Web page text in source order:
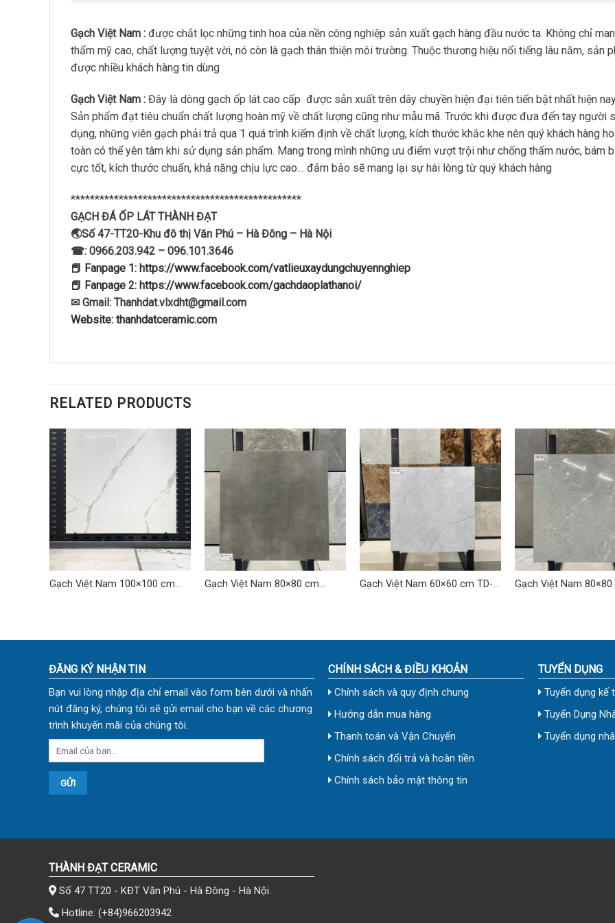
Gạch Việt Nam : được chắt lọc những tinh hoa của nền công nghiệp sản xuất gạch hàng đầu nước ta. Không chỉ
thẩm mỹ cao, chất lượng tuyệt vời, nó còn là gạch thân thiện môi trường. Thuộc thương hiệu nổi tiếng lâu năm, sản
được nhiều khách hàng tin dùng
Gạch Việt Nam : Đây là dòng gạch ốp lát cao cấp được sản xuất trên dây chuyền hiện đại tiên tiến bật nhất hiện
Sản phẩm đạt tiêu chuẩn chất lượng hoàn mỹ về chất lượng cũng như mẫu mã. Trước khi được đưa đến tay người
dụng, những viên gạch phải trả qua 1 quá trình kiểm định về chất lượng, kích thước khắc khe nên quý khách hàng
toàn có thể yên tâm khi sử dụng sản phẩm. Mang trong mình những ưu điểm vượt trội như chống thấm nước, bám
cực tốt, kích thước chuẩn, khả năng chịu lực cao… đảm bảo sẽ mang lại sự hài lòng từ quý khách hàng
************************************************
GẠCH ĐÁ ỐP LÁT THÀNH ĐẠT
🌏Số 47-TT20-Khu đô thị Văn Phú – Hà Đông – Hà Nội
☎: 0966.203.942 – 096.101.3646
📕 Fanpage 1: https://www.facebook.com/vatlieuxaydungchuyennghiep
📕 Fanpage 2: https://www.facebook.com/gachdaoplathanoi/
✉ Gmail: Thanhdat.vlxdht@gmail.com
Website: thanhdatceramic.com
RELATED PRODUCTS
Gạch Việt Nam 100×100 cm
Gạch Việt Nam 80×80 cm
Gạch Việt Nam 60×60 cm TD-
Gạch Việt Nam
ĐĂNG KÝ NHẬN TIN
Bạn vui lòng nhập địa chỉ email vào form bên dưới và nhấn
nút đăng ký, chúng tôi sẽ gửi email cho bạn về các chương
trình khuyến mãi của chúng tôi.
CHÍNH SÁCH & ĐIỀU KHOẢN
Chính sách và quy định chung
Hướng dẫn mua hàng
Thanh toán và Vận Chuyển
Chính sách đổi trả và hoàn tiền
Chính sách bảo mật thông tin
TUYỂN DỤNG
Tuyển dụng kế
Tuyển Dụng
Tuyển dụng
THÀNH ĐẠT CERAMIC
Số 47 TT20 - KĐT Văn Phú - Hà Đông - Hà Nội.
Hotline: (+84)966203942